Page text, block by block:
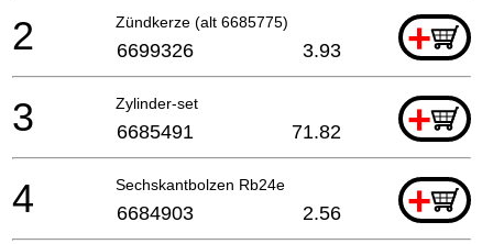
Zündkerze (alt 6685775) +
2 6699326 3.93
Zylinder-set +
3 6685491 71.82
Sechskantbolzen Rb24e +
4 6684903 2.56